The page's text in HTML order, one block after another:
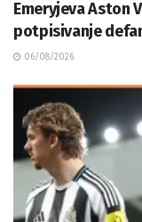
Emeryjeva Aston
potpisivanje
06/08/2026